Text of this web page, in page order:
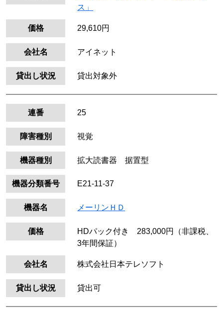
ス」
価格 29,610円
会社名 アイネット
貸出し状況 貸出対象外
連番 25
障害種別 視覚
機器種別 拡大読書器 据置型
機器分類番号 E21-11-37
機器名 メーリンＨＤ
価格
HDパック付き 283,000円（非課税、
3年間保証）
会社名 株式会社日本テレソフト
貸出し状況 貸出可